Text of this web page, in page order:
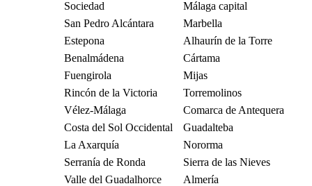
Sociedad
Málaga capital
San Pedro Alcántara
Marbella
Estepona
Alhaurín de la Torre
Benalmádena
Cártama
Fuengirola
Mijas
Rincón de la Victoria
Torremolinos
Vélez-Málaga
Comarca de Antequera
Costa del Sol Occidental
Guadalteba
La Axarquía
Nororma
Serranía de Ronda
Sierra de las Nieves
Valle del Guadalhorce
Almería